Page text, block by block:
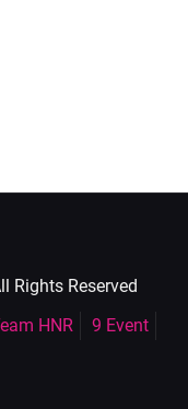
Rights Reserved
HNR
9 Event